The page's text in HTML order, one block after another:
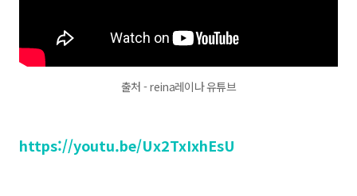
출처 - reina레이나 유튜브
https://youtu.be/Ux2TxIxhEsU